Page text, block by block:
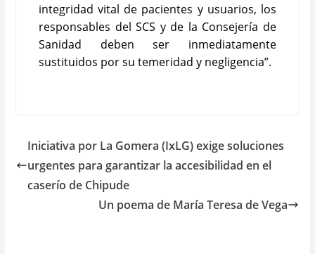
integridad vital de pacientes y usuarios, los
responsables del SCS y de la Consejería de
Sanidad deben ser inmediatamente
sustituidos por su temeridad y negligencia”.
Iniciativa por La Gomera (IxLG) exige soluciones
urgentes para garantizar la accesibilidad en el
caserío de Chipude
Un poema de María Teresa de Vega